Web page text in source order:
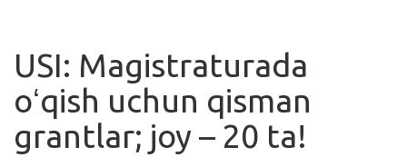
Ishlar
Kurslar
Blog
USI: Magistraturada
oʻqish uchun qisman
grantlar; joy – 20 ta!